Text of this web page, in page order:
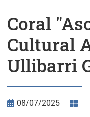
Coral
Cultural
Ullibarri
08/07/2025